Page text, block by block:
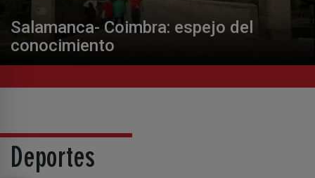
Salamanca- Coimbra: espejo del
conocimiento
Deportes